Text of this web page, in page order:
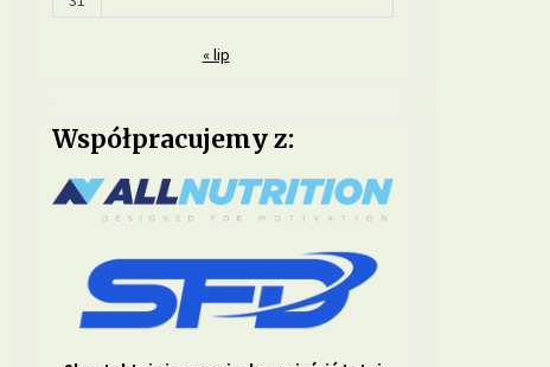
« lip
Współpracujemy z: